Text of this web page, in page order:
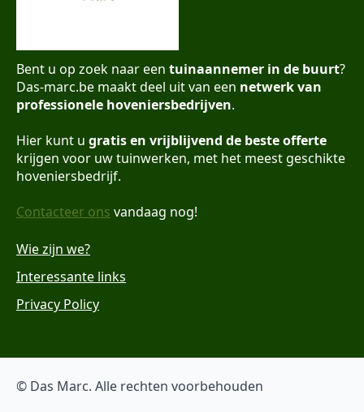
Bent u op zoek naar een tuinaannemer in de buurt?
Das-marc.be maakt deel uit van een netwerk van
professionele hoveniersbedrijven.
Hier kunt u gratis en vrijblijvend de beste offerte
krijgen voor uw tuinwerken, met het meest geschikte
hoveniersbedrijf.
Contacteer ons vandaag nog!
Wie zijn we?
Interessante links
Privacy Policy
© Das Marc. Alle rechten voorbehouden